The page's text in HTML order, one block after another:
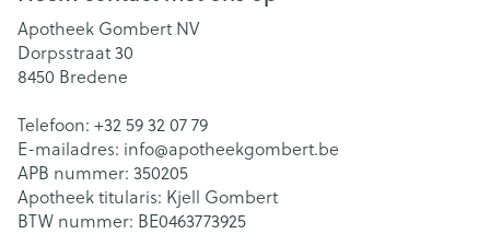
Apotheek Gombert NV
Dorpsstraat 30
8450 Bredene
Telefoon: +32 59 32 07 79
E-mailadres: info@apotheekgombert.be
APB nummer: 350205
Apotheek titularis: Kjell Gombert
BTW nummer: BE0463773925